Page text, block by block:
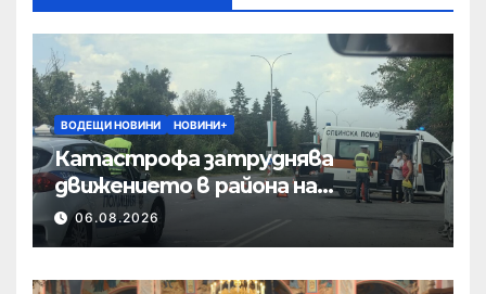
ВОДЕЩИ НОВИНИ НОВИНИ+
Катастрофа затруднява
движението в района на
Хиподрума
06.08.2026